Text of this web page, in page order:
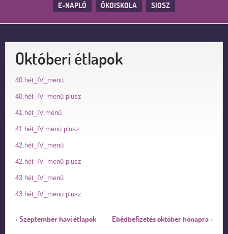
E-NAPLÓ
ÖKOISKOLA SIOSZ
Októberi étlapok
40.hét_IV_menü
40.hét_IV_menü plusz
41.hét_IV.menü
41.hét_IV.menü plusz
42.hét_IV_menü
42.hét_IV_menü plusz
43.hét_IV_menü
43.hét_IV_menü plusz
‹ Szeptember havi étlapok Ebédbefizetés október hónapra ›